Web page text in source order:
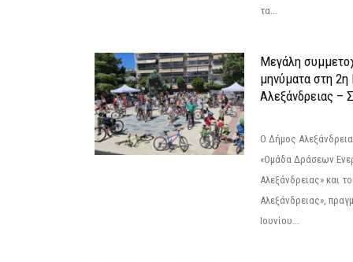
τα...
Μεγάλη
μηνύματα στη
Αλεξάνδρειας –
Ο Δήμος
«Ομάδα Δράσεων
Αλεξάνδρειας» και
Αλεξάνδρειας»,
Ιουνίου...